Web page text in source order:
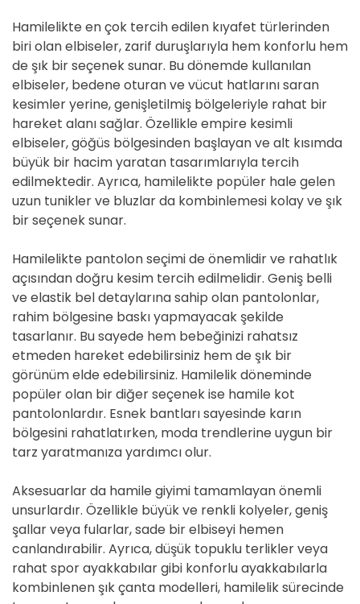
Hamilelikte en çok tercih edilen kıyafet türlerinden
biri olan elbiseler, zarif duruşlarıyla hem konforlu hem
de şık bir seçenek sunar. Bu dönemde kullanılan
elbiseler, bedene oturan ve vücut hatlarını saran
kesimler yerine, genişletilmiş bölgeleriyle rahat bir
hareket alanı sağlar. Özellikle empire kesimli
elbiseler, göğüs bölgesinden başlayan ve alt kısımda
büyük bir hacim yaratan tasarımlarıyla tercih
edilmektedir. Ayrıca, hamilelikte popüler hale gelen
uzun tunikler ve bluzlar da kombinlemesi kolay ve şık
bir seçenek sunar.
Hamilelikte pantolon seçimi de önemlidir ve rahatlık
açısından doğru kesim tercih edilmelidir. Geniş belli
ve elastik bel detaylarına sahip olan pantolonlar,
rahim bölgesine baskı yapmayacak şekilde
tasarlanır. Bu sayede hem bebeğinizi rahatsız
etmeden hareket edebilirsiniz hem de şık bir
görünüm elde edebilirsiniz. Hamilelik döneminde
popüler olan bir diğer seçenek ise hamile kot
pantolonlardır. Esnek bantları sayesinde karın
bölgesini rahatlatırken, moda trendlerine uygun bir
tarz yaratmanıza yardımcı olur.
Aksesuarlar da hamile giyimi tamamlayan önemli
unsurlardır. Özellikle büyük ve renkli kolyeler, geniş
şallar veya fularlar, sade bir elbiseyi hemen
canlandırabilir. Ayrıca, düşük topuklu terlikler veya
rahat spor ayakkabılar gibi konforlu ayakkabılarla
kombinlenen şık çanta modelleri, hamilelik sürecinde